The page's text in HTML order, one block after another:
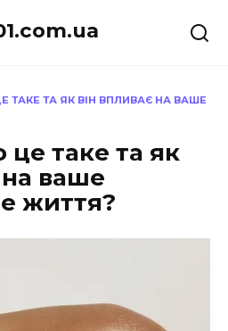
ТА ЯК ВІН ВПЛИВАЄ НА ВАШЕ
таке та як
на ваше
життя?